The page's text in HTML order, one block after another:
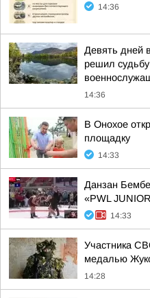
14:36
Девять дней
решил
14:36
В Онохое
площадку
14:33
Данзан
«PWL
14:33
Участника
медалью
14:28